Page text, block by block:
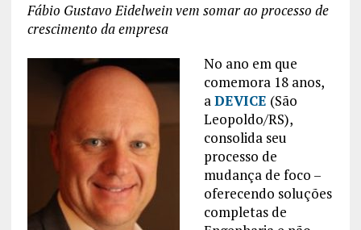
Fábio Gustavo Eidelwein vem somar ao processo de
crescimento da empresa
No ano em que
comemora 18 anos,
aDEVICE (São
Leopoldo/RS),
consolida seu
processo de
mudança de foco –
oferecendo soluções
completas de